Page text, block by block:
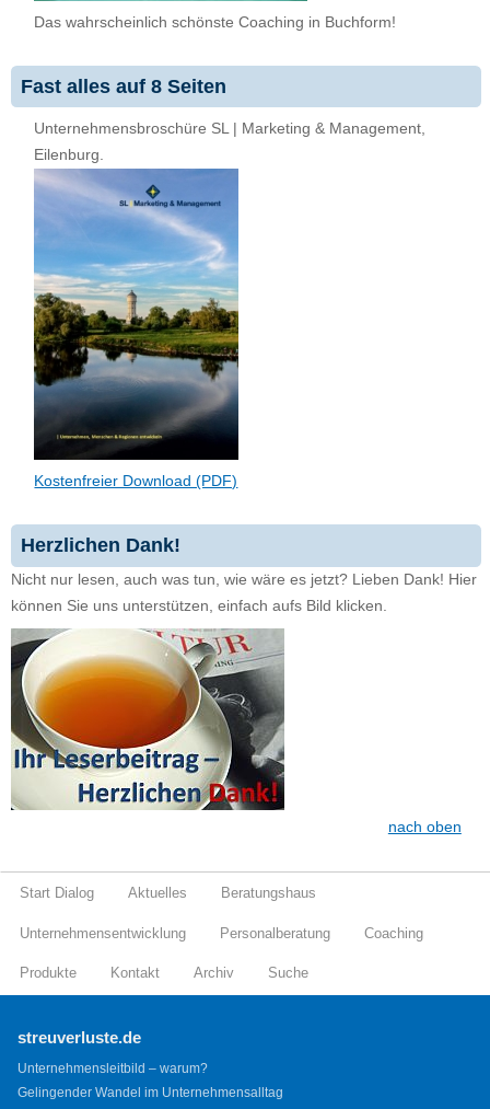
Das wahrscheinlich schönste Coaching in Buchform!
Fast alles auf 8 Seiten
Unternehmensbroschüre SL | Marketing & Management,
Eilenburg.
Kostenfreier Download (PDF)
Herzlichen Dank!
Nicht nur lesen, auch was tun, wie wäre es jetzt? Lieben Dank! Hier
können Sie uns unterstützen, einfach aufs Bild klicken.
nach oben
Start Dialog Aktuelles Beratungshaus
Unternehmensentwicklung Personalberatung Coaching
Produkte Kontakt Archiv Suche
streuverluste.de
Unternehmensleitbild – warum?
Gelingender Wandel im Unternehmensalltag